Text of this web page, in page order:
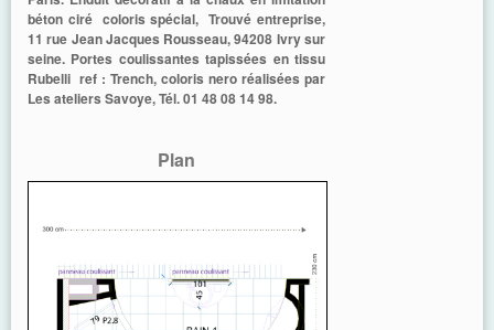
béton ciré coloris spécial, Trouvé entreprise,
11 rue Jean Jacques Rousseau, 94208 Ivry sur
seine. Portes coulissantes tapissées en tissu
Rubelli ref : Trench, coloris nero réalisées par
Les ateliers Savoye, Tél. 01 48 08 14 98.
Plan